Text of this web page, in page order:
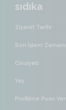
sıdıka
Ziyaret Tarihi
Son İşlem Zamanı
Cinsiyeti
Yaş
Profilime Puan Ver